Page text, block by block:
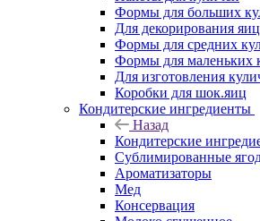
Формы для больших
Для декорирования яиц
Формы для средних
Формы для маленьких
Для изготовления
Коробки для шок.яиц
Кондитерские ингредиенты
Назад
Кондитерские
Сублимированные
Ароматизаторы
Мед
Консервация